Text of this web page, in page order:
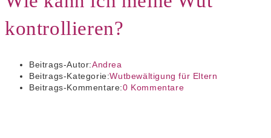
kontrollieren?
Beitrags-Autor:Andrea
Beitrags-Kategorie:Wutbewältigung für Eltern
Beitrags-Kommentare:0 Kommentare